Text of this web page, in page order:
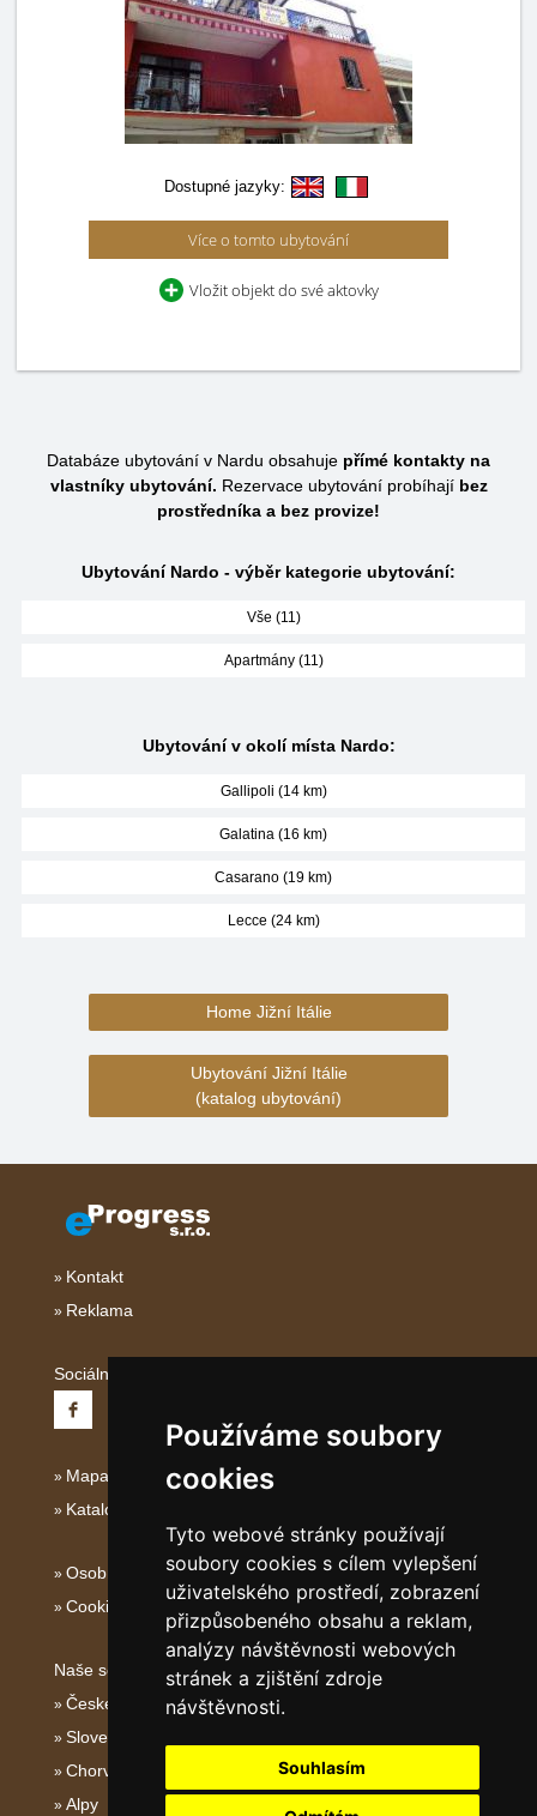
Používáme soubory
cookies
Tyto webové stránky používají
soubory cookies s cílem vylepšení
uživatelského prostředí, zobrazení
přizpůsobeného obsahu a reklam,
analýzy návštěvnosti webových
stránek a zjištění zdroje
návštěvnosti.
Souhlasím
Dostupné jazyky:
Více o tomto ubytování
Vložit objekt do své aktovky
Databáze ubytování v Nardu obsahuje přímé kontakty na
vlastníky ubytování. Rezervace ubytování probíhají bez
prostředníka a bez provize!
Ubytování Nardo - výběr kategorie ubytování:
Vše (11)
Apartmány (11)
Ubytování v okolí místa Nardo:
Gallipoli (14 km)
Galatina (16 km)
Casarano (19 km)
Lecce (24 km)
Home Jižní Itálie
Ubytování Jižní Itálie
(katalog ubytování)
Kontakt
Reklama
Sociální sítě:
Mapa serveru Jižní Itálie
Katalog ubytování Jižní Itálie
Osobní údaje
Cookies
Naše servery:
České hory
Slovenské hory
Chorvatsko
Alpy